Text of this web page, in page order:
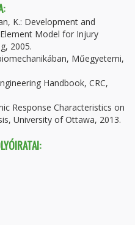
K.: Development and
Model for Injury
2005.
Műegyetemi,
Handbook, CRC,
Response Characteristics on
University of Ottawa, 2013.